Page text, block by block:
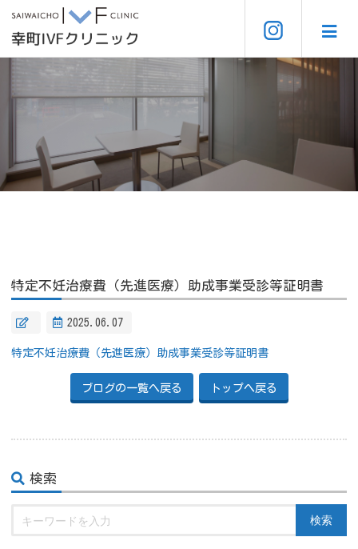
特定不妊治療費（先進医療）助成事業受診等証明書
2025.06.07
特定不妊治療費（先進医療）助成事業受診等証明書
ブログの一覧へ戻る トップへ戻る
検索
検索